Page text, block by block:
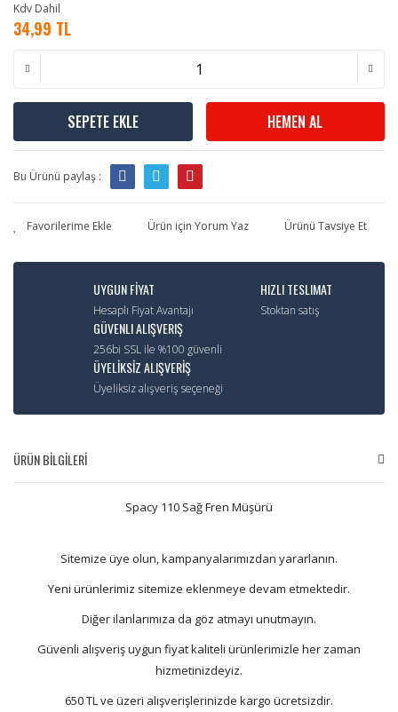
Kdv Dahil
34,99 TL
SEPETE EKLE HEMEN AL
Bu Ürünü paylaş :
Ürün için Yorum Yaz Ürünü Tavsiye Et
UYGUN FİYAT
Hesaplı Fiyat Avantajı
HIZLI TESLIMAT
Stoktan satış
GÜVENLI ALIŞVERIŞ
256bi SSL ile %100 güvenli
ÜYELİKSİZ ALIŞVERİŞ
Üyeliksiz alışveriş seçeneği
ÜRÜN BİLGİLERİ
Spacy 110 Sağ Fren Müşürü
Sitemize üye olun, kampanyalarımızdan yararlanın.
Yeni ürünlerimiz sitemize eklenmeye devam etmektedir.
Diğer ilanlarımıza da göz atmayı unutmayın.
Güvenli alışveriş uygun fiyat kaliteli ürünlerimizle her zaman
hizmetinizdeyiz.
650 TL ve üzeri alışverişlerinizde kargo ücretsizdir.